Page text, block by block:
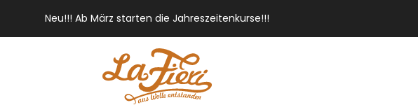
Neu!!! Ab März starten die Jahreszeitenkurse!!!